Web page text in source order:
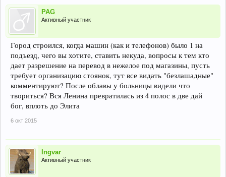
PAG
Активный участник
Город строился, когда машин (как и телефонов) было 1 на
подъезд, чего вы хотите, ставить некуда, вопросы к тем кто
дает разрешение на перевод в нежелое под магазины, пусть
требует организацию стоянок, тут все видать "безлашадные"
комментируют? После облавы у больницы видели что
твориться? Вся Ленина превратилась из 4 полос в две дай
бог, вплоть до Элита
6 окт 2015
Ingvar
Активный участник